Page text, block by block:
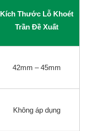
Kích Thước Lỗ Khoét
Trần Đề Xuất
42mm – 45mm
Không áp dụng